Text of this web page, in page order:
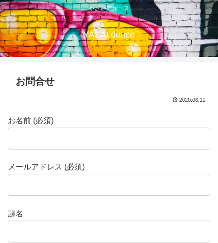
やさいデュース
YASAI deuce
お問合せ
2020.06.11
お名前 (必須)
メールアドレス (必須)
題名